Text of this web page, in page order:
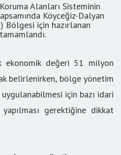
Alanları Sisteminin
Köyceğiz-Dalyan
Bölgesi için hazırlanan
ekonomik değeri 51 milyon
belirlenirken, bölge yönetim
için bazı idari
gerektiğine dikkat